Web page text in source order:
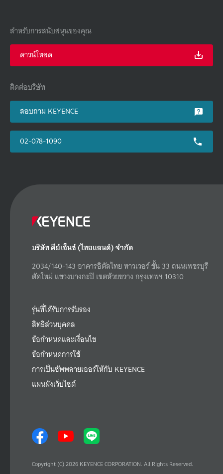
สำหรับการสนับสนุนของคุณ
ดาวน์โหลด
ติดต่อบริษัท
สอบถาม KEYENCE
02-078-1090
บริษัท คีย์เอ็นซ์ (ไทยแลนด์) จำกัด
2034/140-143 อาคารอิตัลไทย ทาวเวอร์ ชั้น 33 ถนนเพชรบุรี
ตัดใหม่ แขวงบางกะปิ เขตห้วยขวาง กรุงเทพฯ 10310
รุ่นที่ได้รับการรับรอง
สิทธิส่วนบุคคล
ข้อกำหนดและเงื่อนไข
ข้อกำหนดการใช้
การเป็นซัพพลายเออร์ให้กับ KEYENCE
แผนผังเว็บไซต์
Copyright (C) 2026 KEYENCE CORPORATION. All Rights Reserved.